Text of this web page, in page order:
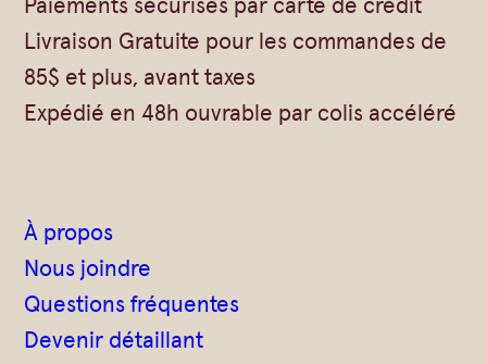
Vrac
Authentiques
Savons moulés
Beurre de Karité
Barres détachantes
Savon Noir
Savons sur corde
Argiles
Savons sur corde
Gommages
Savons en barre
Huiles
Livres
Livraison Gratuite pour les commandes de
85$ et plus, avant taxes
Expédié en 48h ouvrable par colis accéléré
À propos
Nous joindre
Questions fréquentes
Devenir détaillant